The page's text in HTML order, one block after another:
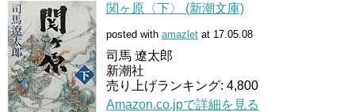
関ヶ原〈下〉 (新潮文庫)
posted with amazlet at 17.05.08
司馬 遼太郎
新潮社
売り上げランキング: 4,800
Amazon.co.jpで詳細を見る